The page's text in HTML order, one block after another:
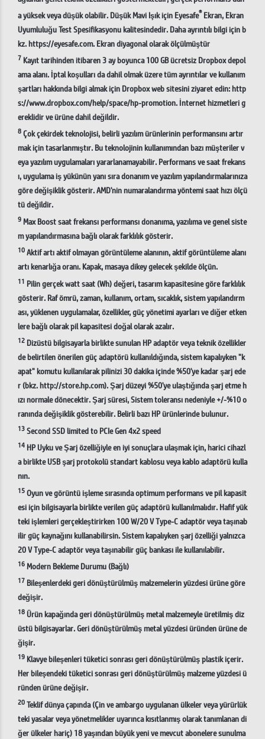
a yüksek veya düşük olabilir. Düşük Mavi Işık için Eyesafe®Ekran, Ekran
Uyumluluğu Test Spesifikasyonu kalitesindedir. Daha ayrıntılı bilgi için b
kz. https://eyesafe.com. Ekran diyagonal olarak ölçülmüştür
7 Kayıt tarihinden itibaren 3 ay boyunca 100 GB ücretsiz Dropbox depol
ama alanı. İptal koşulları da dahil olmak üzere tüm ayrıntılar ve kullanım
şartları hakkında bilgi almak için Dropbox web sitesini ziyaret edin: http
s://www.dropbox.com/help/space/hp-promotion. İnternet hizmetleri g
ereklidir ve ürüne dahil değildir.
8Çok çekirdek teknolojisi, belirli yazılım ürünlerinin performansını artır
mak için tasarlanmıştır. Bu teknolojinin kullanımından bazı müşteriler v
eya yazılım uygulamaları yararlanamayabilir. Performans ve saat frekans
ı, uygulama iş yükünün yanı sıra donanım ve yazılım yapılandırmalarınıza
göre değişiklik gösterir. AMD'nin numaralandırma yöntemi saat hızı ölçü
tü değildir.
9Max Boost saat frekansı performansı donanıma, yazılıma ve genel siste
m yapılandırmasına bağlı olarak farklılık gösterir.
10Aktif artı aktif olmayan görüntüleme alanının, aktif görüntüleme alanı
artı kenarlığa oranı. Kapak, masaya dikey gelecek şekilde ölçün.
11 Pilin gerçek watt saat (Wh) değeri, tasarım kapasitesine göre farklılık
gösterir. Raf ömrü, zaman, kullanım, ortam, sıcaklık, sistem yapılandırm
ası, yüklenen uygulamalar, özellikler, güç yönetimi ayarları ve diğer etken
lere bağlı olarak pil kapasitesi doğal olarak azalır.
12 Dizüstü bilgisayarla birlikte sunulan HP adaptör veya teknik özellikler
de belirtilen önerilen güç adaptörü kullanıldığında, sistem kapalıyken "k
apat" komutu kullanılarak pilinizi 30 dakika içinde %50'ye kadar şarj ede
r (bkz. http://store.hp.com). Şarj düzeyi %50'ye ulaştığında şarj etme h
ızı normale dönecektir. Şarj süresi, Sistem toleransı nedeniyle +/-%10 o
ranında değişiklik gösterebilir. Belirli bazı HP ürünlerinde bulunur.
13Second SSD limited to PCIe Gen 4x2 speed
14 HP Uyku ve Şarj özelliğiyle en iyi sonuçlara ulaşmak için, harici cihazl
a birlikte USB şarj protokolü standart kablosu veya kablo adaptörü kulla
nın.
15Oyun ve görüntü işleme sırasında optimum performans ve pil kapasit
esi için bilgisayarla birlikte verilen güç adaptörü kullanılmalıdır. Hafif yük
teki işlemleri gerçekleştirirken 100 W/20 V Type-C adaptör veya taşınab
ilir güç kaynağını kullanabilirsin. Sistem kapalıyken şarj özelliği yalnızca
20 V Type-C adaptör veya taşınabilir güç bankası ile kullanılabilir.
16Modern Bekleme Durumu (Bağlı)
17 Bileşenlerdeki geri dönüştürülmüş malzemelerin yüzdesi ürüne göre
değişir.
18Ürün kapağında geri dönüştürülmüş metal malzemeyle üretilmiş diz
üstü bilgisayarlar. Geri dönüştürülmüş metal yüzdesi üründen ürüne de
ğişir.
19 Klavye bileşenleri tüketici sonrası geri dönüştürülmüş plastik içerir.
Her bileşendeki tüketici sonrası geri dönüştürülmüş malzeme yüzdesi ü
ründen ürüne değişir.
20Teklif dünya çapında (Çin ve ambargo uygulanan ülkeler veya yürürlük
teki yasalar veya yönetmelikler uyarınca kısıtlanmış olarak tanımlanan di
ğer ülkeler hariç) 18 yaşından büyük yeni ve mevcut abonelere sunulma